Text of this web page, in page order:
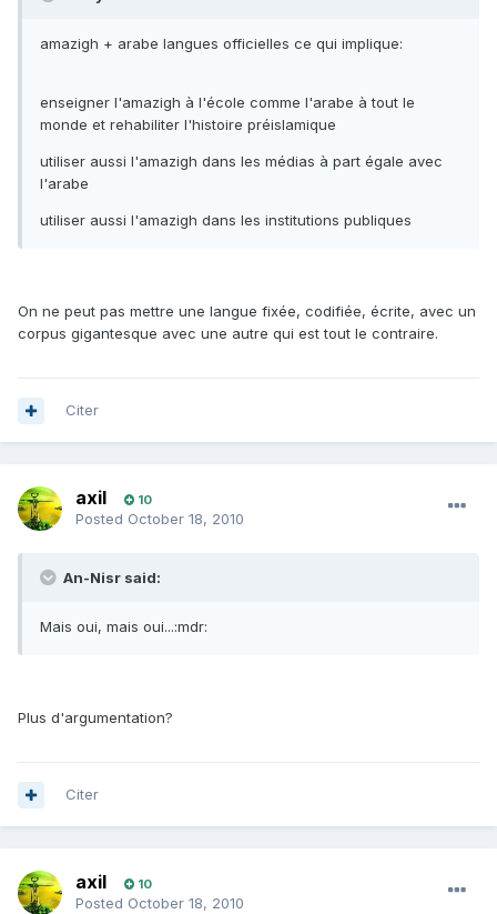
amazigh + arabe langues officielles ce qui implique:
enseigner l'amazigh à l'école comme l'arabe à tout le
monde et rehabiliter l'histoire préislamique
utiliser aussi l'amazigh dans les médias à part égale avec
l'arabe
utiliser aussi l'amazigh dans les institutions publiques
On ne peut pas mettre une langue fixée, codifiée, écrite, avec un
corpus gigantesque avec une autre qui est tout le contraire.
Citer
axil 10
Posted October 18, 2010
An-Nisr said:
Mais oui, mais oui...:mdr:
Plus d'argumentation?
Citer
axil 10
Posted October 18, 2010